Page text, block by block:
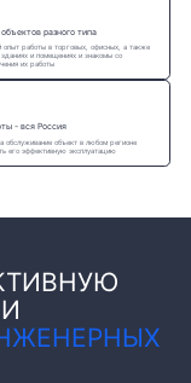
разного типа
работы в торговых, офисных, а также
и помещениях и знакомы со
их работы
- вся Россия
обслуживание объект в любом регионе
его эффективную эксплуатацию